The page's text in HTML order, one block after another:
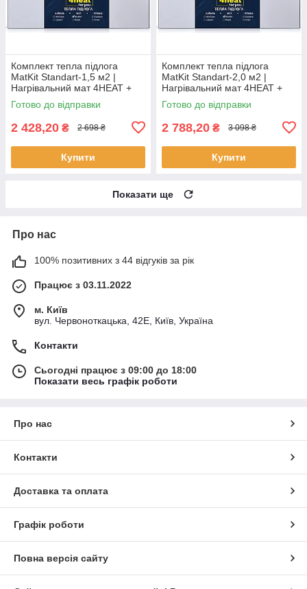
Комплект тепла підлога
MatKit Standart-1,5 м2 |
Нагрівальний мат 4HEAT +
терморегулятор
Готово до відправки
2 428,20 ₴ 2 698 ₴
Купити
Комплект тепла підлога
MatKit Standart-2,0 м2 |
Нагрівальний мат 4HEAT +
терморегулятор
Готово до відправки
2 788,20 ₴ 3 098 ₴
Купити
Показати ще
Про нас
100% позитивних з 44 відгуків за рік
Працює з 03.11.2022
м. Київ
вул. Червоноткацька, 42Е, Київ, Україна
Контакти
Сьогодні працює з 09:00 до 18:00
Показати весь графік роботи
Про нас
Контакти
Доставка та оплата
Графік роботи
Повна версія сайту